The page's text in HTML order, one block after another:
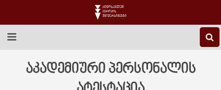
EEU-Ს ᲨᲔᲡᲐᲮᲔᲑ
აკადემიური პერსონალის